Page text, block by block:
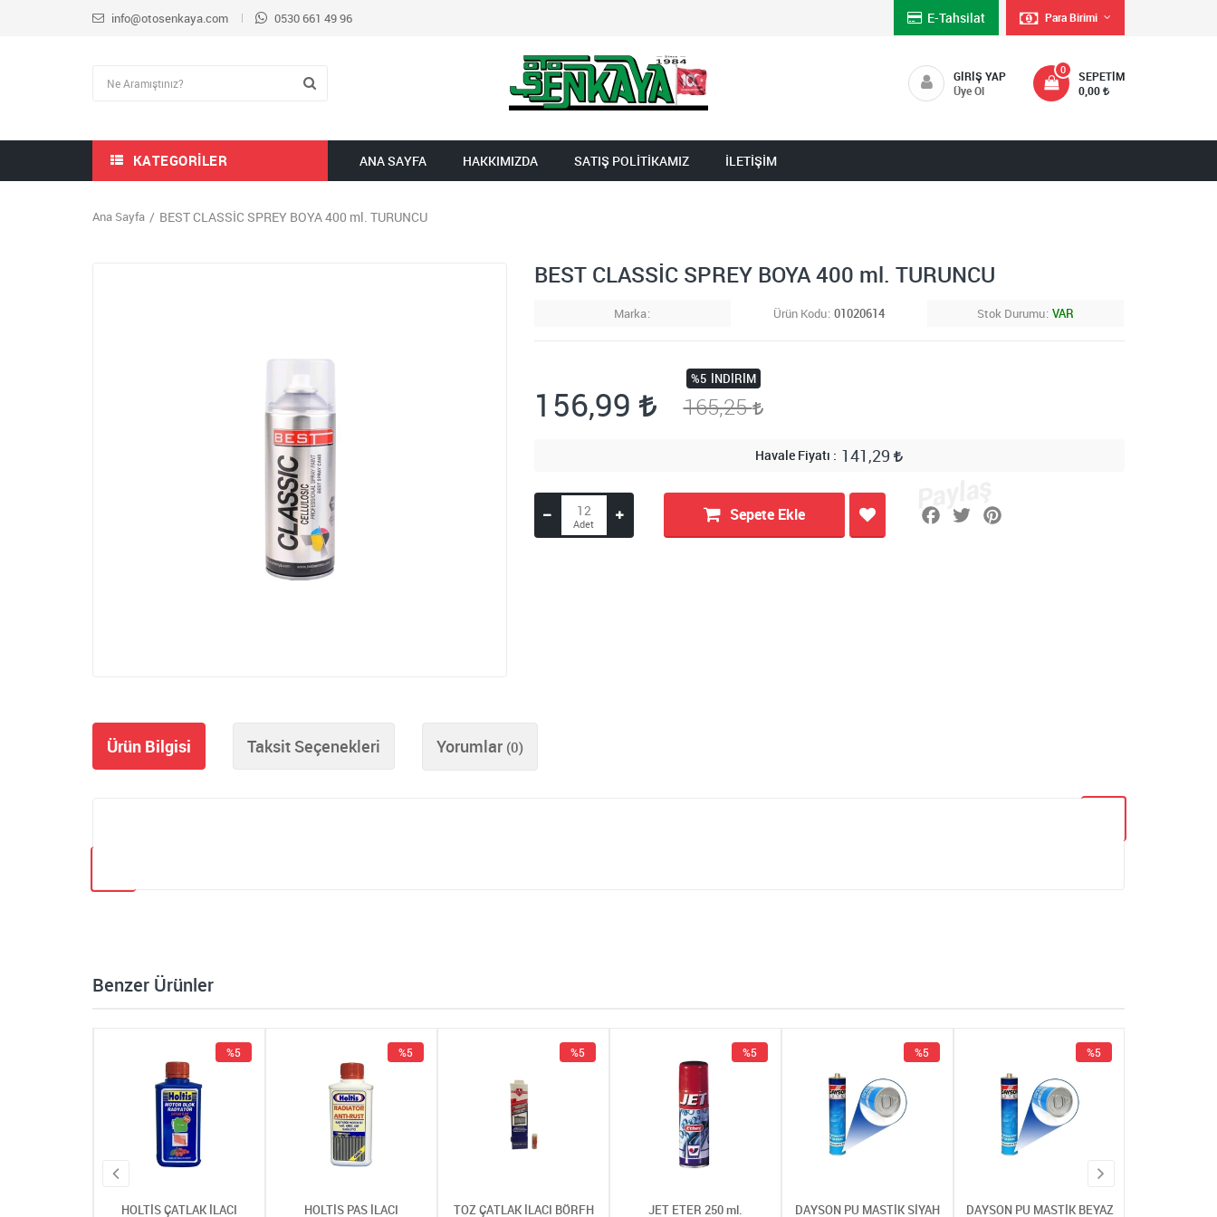
info@otosenkaya.com 0530 661 49 96 E-Tahsilat Para Birimi
SEPETIM
0
0,00
GIRIŞ YAP
Üye Ol
KATEGORILER ANA SAYFA HAKKIMIZDA SATIŞ POLİTİKAMIZ İLETİŞİM
Ana Sayfa BEST CLASSİC SPREY BOYA 400 ml. TURUNCU
BEST CLASSİC SPREY BOYA 400 ml. TURUNCU
Marka Ürün Kodu 01020614 Stok Durumu VAR
156,99
%5 İNDIRIM
165,25
Havale Fiyatı 141,29
Sepete Ekle
Ürün Bilgisi Taksit Seçenekleri Yorumlar (0)
Benzer Ürünler
HOLTİS ÇATLAK İLACI
%5
HOLTİS PAS İLACI
%5
TOZ ÇATLAK İLACI BÖRFH
%5
JET ETER 250 ml.
%5
DAYSON PU MASTİK SİYAH
%5
DAYSON PU MASTİK BEYAZ
%5